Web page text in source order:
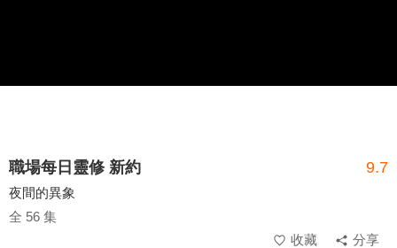
職場每日靈修 新約 9.7
夜間的異象
全 56 集
收藏
分享